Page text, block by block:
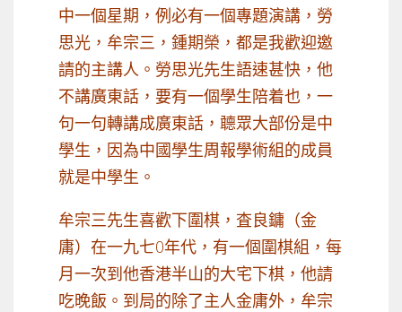
中一個星期，例必有一個專題演講，勞
思光，牟宗三，鍾期榮，都是我歡迎邀
請的主講人。勞思光先生語速甚快，他
不講廣東話，要有一個學生陪着也，一
句一句轉講成廣東話，聼眾大部份是中
學生，因為中國學生周報學術組的成員
就是中學生。
牟宗三先生喜歡下圍棋，査良鏞（金
庸）在一九七0年代，有一個圍棋組，每
月一次到他香港半山的大宅下棋，他請
吃晚飯。到局的除了主人金庸外，牟宗